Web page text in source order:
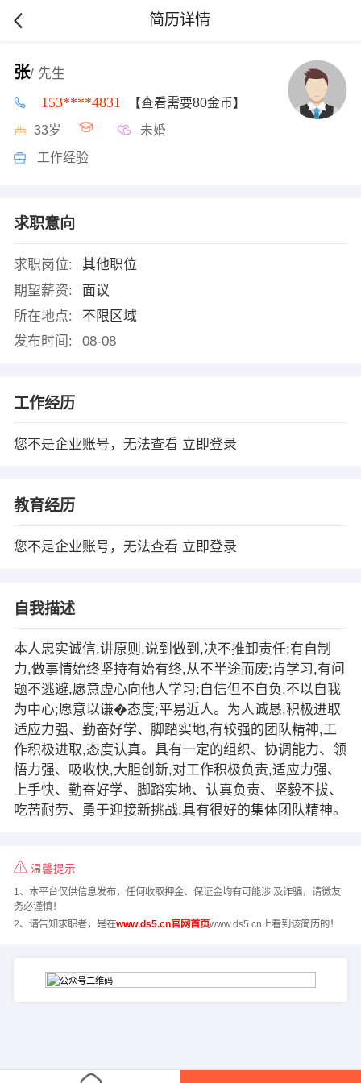
简历详情
张/ 先生
153****4831 【查看需要80金币】
33岁 未婚
工作经验
求职意向
求职岗位:
其他职位
期望薪资:
面议
所在地点:
不限区域
发布时间:
08-08
工作经历
您不是企业账号，无法查看 立即登录
教育经历
您不是企业账号，无法查看 立即登录
自我描述
本人忠实诚信,讲原则,说到做到,决不推卸责任;有自制
力,做事情始终坚持有始有终,从不半途而废;肯学习,有问
题不逃避,愿意虚心向他人学习;自信但不自负,不以自我
为中心;愿意以谦�态度;平易近人。为人诚恳,积极进取
适应力强、勤奋好学、脚踏实地,有较强的团队精神,工
作积极进取,态度认真。具有一定的组织、协调能力、领
悟力强、吸收快,大胆创新,对工作积极负责,适应力强、
上手快、勤奋好学、脚踏实地、认真负责、坚毅不拔、
吃苦耐劳、勇于迎接新挑战,具有很好的集体团队精神。
温馨提示
1、本平台仅供信息发布，任何收取押金、保证金均有可能涉 及诈骗，请微友
务必谨慎！
2、请告知求职者，是在www.ds5.cn官网首页www.ds5.cn上看到该简历的！